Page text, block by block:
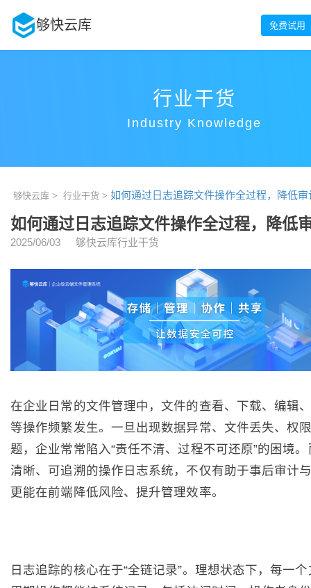
够快云库 免费试用
行业干货
Industry Knowledge
够快云库 > 行业干货 > 如何通过日志追踪文件操作全过程，降低审
如何通过日志追踪文件操作全过程，降低
2025/06/03 够快云库行业干货
在企业日常的文件管理中，文件的查看、下载、编辑
等操作频繁发生。一旦出现数据异常、文件丢失、权
题，企业常常陷入“责任不清、过程不可还原”的困境
清晰、可追溯的操作日志系统，不仅有助于事后审计
更能在前端降低风险、提升管理效率。
日志追踪的核心在于“全链记录”。理想状态下，每一